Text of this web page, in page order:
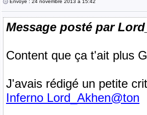
Envoyé : 24 novembre 2013 à 15:42
Message posté par
Content que ça t'ait plus
J'avais rédigé un petite
Inferno Lord_Akhen@ton